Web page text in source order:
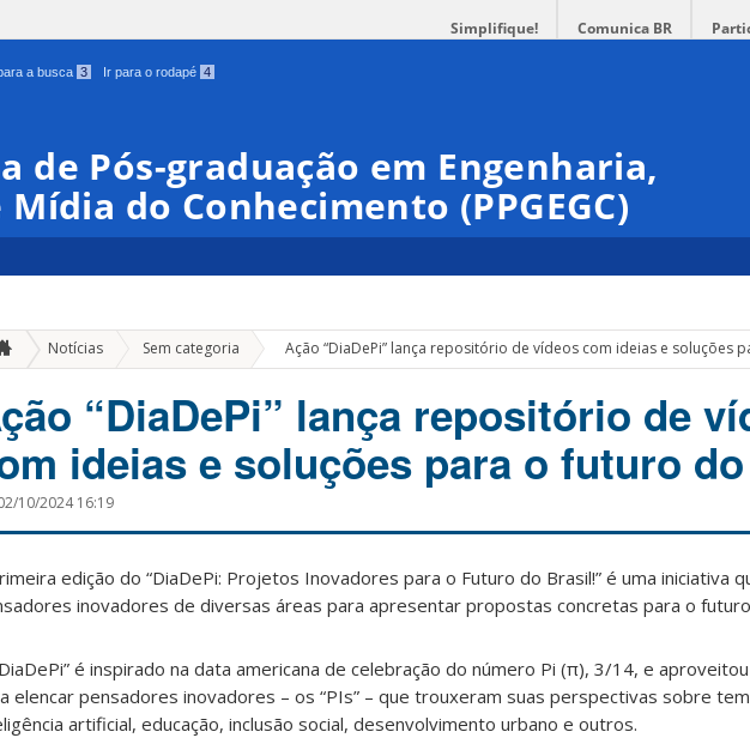
Simplifique! Comunica BR
a busca 3 Ir para o rodapé 4
de Pós-graduação em Engenharia,
Mídia do Conhecimento (PPGEGC)
Notícias Sem categoria » Ação “DiaDePi” lança repositório de vídeos com ideias e soluções
“DiaDePi” lança repositório de
ideias e soluções para o futuro
10/2024 16:19
edição do “DiaDePi: Projetos Inovadores para o Futuro do Brasil!” é uma iniciativa
inovadores de diversas áreas para apresentar propostas concretas para o
é inspirado na data americana de celebração do número Pi (π), 3/14, e
elencar pensadores inovadores – os “PIs” – que trouxeram suas perspectivas sobre
artificial, educação, inclusão social, desenvolvimento urbano e outros.